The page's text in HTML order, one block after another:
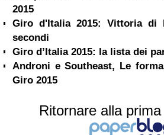
2015
Giro d'Italia 2015: Vittoria di
secondi
Giro d’Italia 2015: la lista dei
Androni e Southeast, Le
Giro 2015
Ritornare alla